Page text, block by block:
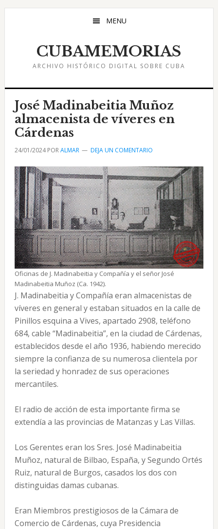
Saltar
Saltar
Saltar
MENU
CUBAMEMORIAS
ARCHIVO HISTÓRICO DIGITAL SOBRE CUBA
José Madinabeitia Muñoz
almacenista de víveres en
Cárdenas
24/01/2024PORALMAR DEJA UN COMENTARIO
Oficinas de J. Madinabeitia y Compañía y el señor José
Madinabeitia Muñoz (Ca. 1942).
J. Madinabeitia y Compañía eran almacenistas de
víveres en general y estaban situados en la calle de
Pinillos esquina a Vives, apartado 2908, teléfono
684, cable “Madinabeitia”, en la ciudad de Cárdenas,
establecidos desde el año 1936, habiendo merecido
siempre la confianza de su numerosa clientela por
la seriedad y honradez de sus operaciones
mercantiles.
El radio de acción de esta importante firma se
extendía a las provincias de Matanzas y Las Villas.
Los Gerentes eran los Sres. José Madinabeitia
Muñoz, natural de Bilbao, España, y Segundo Ortés
Ruiz, natural de Burgos, casados los dos con
distinguidas damas cubanas.
Eran Miembros prestigiosos de la Cámara de
Comercio de Cárdenas, cuya Presidencia